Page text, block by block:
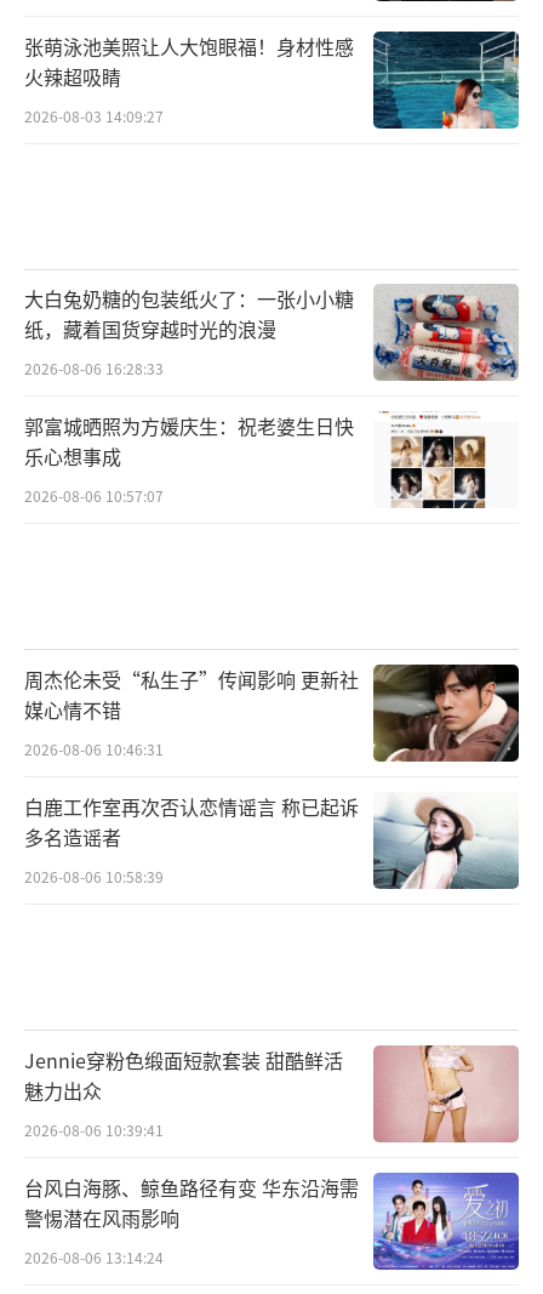
张萌泳池美照让人大饱眼福！身材性感
火辣超吸睛
2026-08-03 14:09:27
大白兔奶糖的包装纸火了：一张小小糖
纸，藏着国货穿越时光的浪漫
2026-08-06 16:28:33
郭富城晒照为方媛庆生：祝老婆生日快
乐心想事成
2026-08-06 10:57:07
周杰伦未受“私生子”传闻影响 更新社
媒心情不错
2026-08-06 10:46:31
白鹿工作室再次否认恋情谣言 称已起诉
多名造谣者
2026-08-06 10:58:39
Jennie穿粉色缎面短款套装 甜酷鲜活
魅力出众
2026-08-06 10:39:41
台风白海豚、鲸鱼路径有变 华东沿海需
警惕潜在风雨影响
2026-08-06 13:14:24